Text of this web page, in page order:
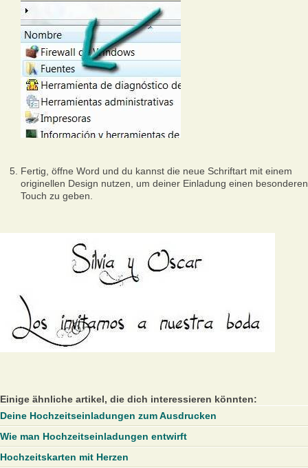
Fertig, öffne Word und du kannst die neue Schriftart mit einem
originellen Design nutzen, um deiner Einladung einen besonderen
Touch zu geben.
Einige ähnliche artikel, die dich interessieren könnten:
Deine Hochzeitseinladungen zum Ausdrucken
Wie man Hochzeitseinladungen entwirft
Hochzeitskarten mit Herzen